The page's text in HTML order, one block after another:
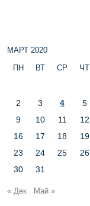
МАРТ 2020
ПН
ВТ СР ЧТ
2
3 4 5
9
10 11 12
16
17 18 19
23
24 25 26
30
31
« Дек Май »